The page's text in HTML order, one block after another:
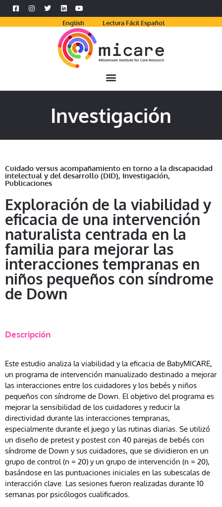
English Lectura Fácil Español
Investigación
Cuidado versus acompañamiento en torno a la discapacidad
intelectual y del desarrollo (DID), Investigación,
Publicaciones
Exploración de la viabilidad y
eficacia de una intervención
naturalista centrada en la
familia para mejorar las
interacciones tempranas en
niños pequeños con síndrome
de Down
Descripción
Este estudio analiza la viabilidad y la eficacia de BabyMICARE,
un programa de intervención manualizado destinado a mejorar
las interacciones entre los cuidadores y los bebés y niños
pequeños con síndrome de Down. El objetivo del programa es
mejorar la sensibilidad de los cuidadores y reducir la
directividad durante las interacciones tempranas,
especialmente durante el juego y las rutinas diarias. Se utilizó
un diseño de pretest y postest con 40 parejas de bebés con
síndrome de Down y sus cuidadores, que se dividieron en un
grupo de control (n = 20) y un grupo de intervención (n = 20),
basándose en las puntuaciones iniciales en las subescalas de
interacción clave. Las sesiones fueron realizadas durante 10
semanas por psicólogos cualificados.